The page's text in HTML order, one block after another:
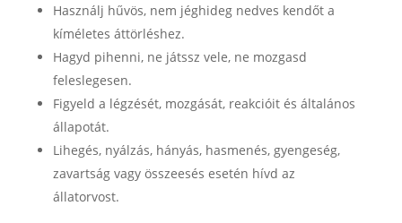
Használj hűvös, nem jéghideg nedves kendőt a
kíméletes áttörléshez.
Hagyd pihenni, ne játssz vele, ne mozgasd
feleslegesen.
Figyeld a légzését, mozgását, reakcióit és általános
állapotát.
Lihegés, nyálzás, hányás, hasmenés, gyengeség,
zavartság vagy összeesés esetén hívd az
állatorvost.